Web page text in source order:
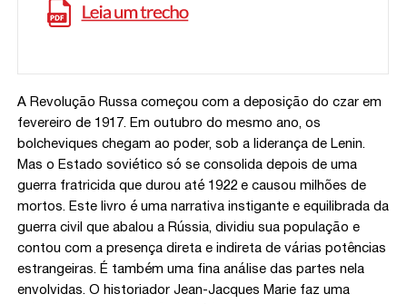
A Revolução Russa começou com a deposição do czar em
fevereiro de 1917. Em outubro do mesmo ano, os
bolcheviques chegam ao poder, sob a liderança de Lenin.
Mas o Estado soviético só se consolida depois de uma
guerra fratricida que durou até 1922 e causou milhões de
mortos. Este livro é uma narrativa instigante e equilibrada da
guerra civil que abalou a Rússia, dividiu sua população e
contou com a presença direta e indireta de várias potências
estrangeiras. É também uma fina análise das partes nela
envolvidas. O historiador Jean-Jacques Marie faz uma